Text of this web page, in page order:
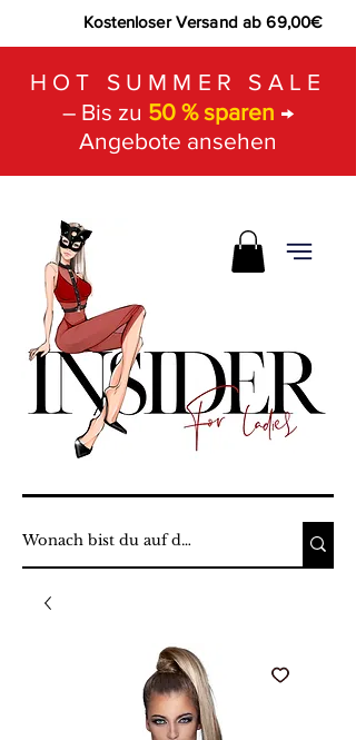
Kostenloser Versand ab 69,00€
HOT SUMMER SALE
– Bis zu 50 % sparen →
Angebote ansehen